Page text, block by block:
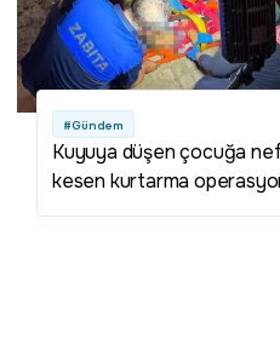
#Gündem
Kuyuya düşen çocuğa
kesen kurtarma